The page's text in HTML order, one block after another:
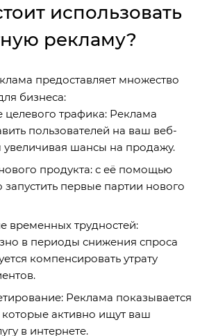
использовать
рекламу?
предоставляет множество
бизнеса:
целевого трафика: Реклама
пользователей на ваш веб-
увеличивая шансы на продажу.
продукта: с её помощью
первые партии нового
временных трудностей:
в периоды снижения спроса
компенсировать утрату
Реклама показывается
которые активно ищут ваш
в интернете.